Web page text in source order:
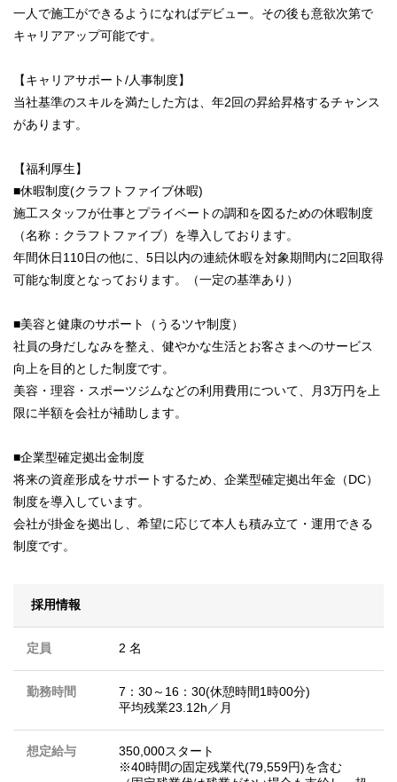
一人で施工ができるようになればデビュー。その後も意欲次第で
キャリアアップ可能です。
【キャリアサポート/人事制度】
当社基準のスキルを満たした方は、年2回の昇給昇格するチャンス
があります。
【福利厚生】
■休暇制度(クラフトファイブ休暇)
施工スタッフが仕事とプライベートの調和を図るための休暇制度
（名称：クラフトファイブ）を導入しております。
年間休日110日の他に、5日以内の連続休暇を対象期間内に2回取得
可能な制度となっております。（一定の基準あり）
■美容と健康のサポート（うるツヤ制度）
社員の身だしなみを整え、健やかな生活とお客さまへのサービス
向上を目的とした制度です。
美容・理容・スポーツジムなどの利用費用について、月3万円を上
限に半額を会社が補助します。
■企業型確定拠出金制度
将来の資産形成をサポートするため、企業型確定拠出年金（DC）
制度を導入しています。
会社が掛金を拠出し、希望に応じて本人も積み立て・運用できる
制度です。
採用情報
定員 2 名
勤務時間
7：30～16：30(休憩時間1時00分)
平均残業23.12h／月
想定給与
350,000スタート
※40時間の固定残業代(79,559円)を含む